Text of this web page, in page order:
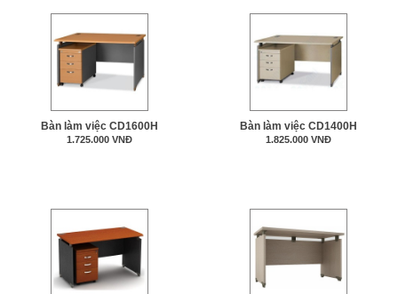
Bàn làm việc CD1600H
1.725.000 VNĐ
Bàn làm việc CD1400H
1.825.000 VNĐ